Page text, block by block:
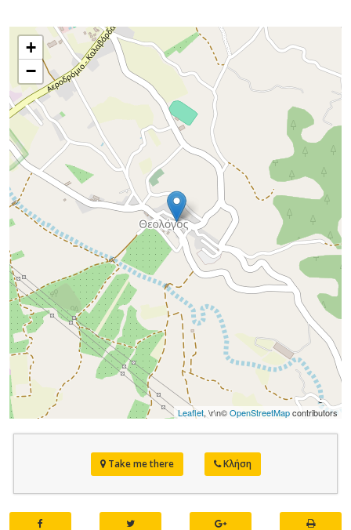
+
−
Leaflet, \r\n©OpenStreetMapcontributors
Take me there Κλήση